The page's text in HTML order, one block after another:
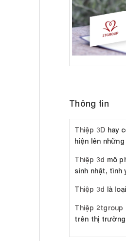
Thông tin
Thiệp 3D hay
hiện lên
Thiệp 3d mô
sinh nhật, tình
Thiệp 3d là
Thiệp 2tgroup
trên thị